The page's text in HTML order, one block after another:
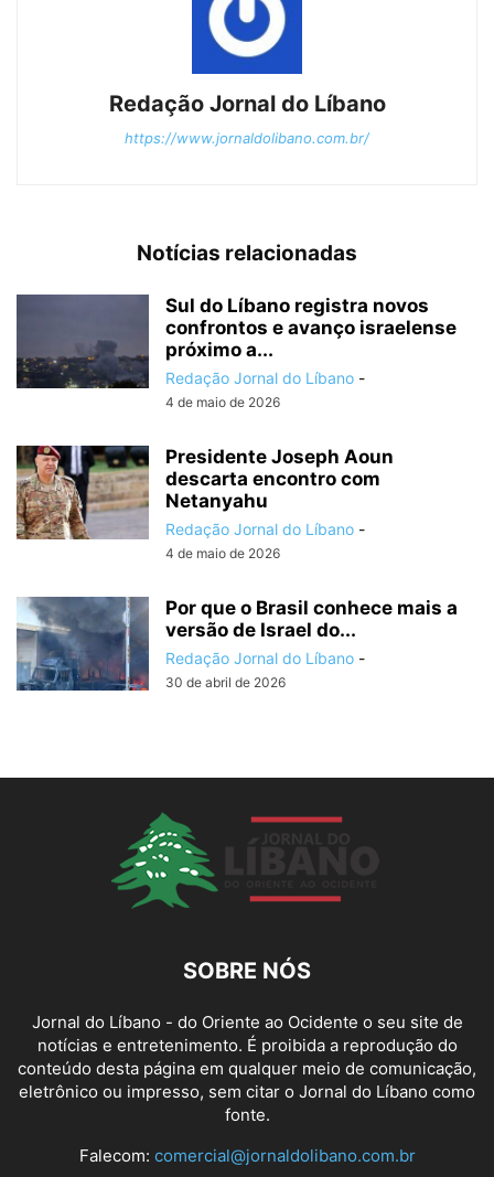
Redação Jornal do Líbano
https://www.jornaldolibano.com.br/
Notícias relacionadas
Sul do Líbano registra novos
confrontos e avanço israelense
próximo a...
Redação Jornal do Líbano -
4 de maio de 2026
Presidente Joseph Aoun
descarta encontro com
Netanyahu
Redação Jornal do Líbano -
4 de maio de 2026
Por que o Brasil conhece mais a
versão de Israel do...
Redação Jornal do Líbano -
30 de abril de 2026
SOBRE NÓS
Jornal do Líbano - do Oriente ao Ocidente o seu site de
notícias e entretenimento. É proibida a reprodução do
conteúdo desta página em qualquer meio de comunicação,
eletrônico ou impresso, sem citar o Jornal do Líbano como
fonte.
Falecom: comercial@jornaldolibano.com.br